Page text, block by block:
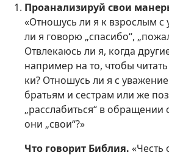
Проанализируй свои
«Отношусь ли я к взрослым с
ли я говорю „спасибо“,
Отвлекаюсь ли я, когда
например на то, чтобы
ки? Отношусь ли я с
братьям и сестрам или же
„расслабиться“ в обращении
они „свои“?»
Что говорит Библия. «Честь